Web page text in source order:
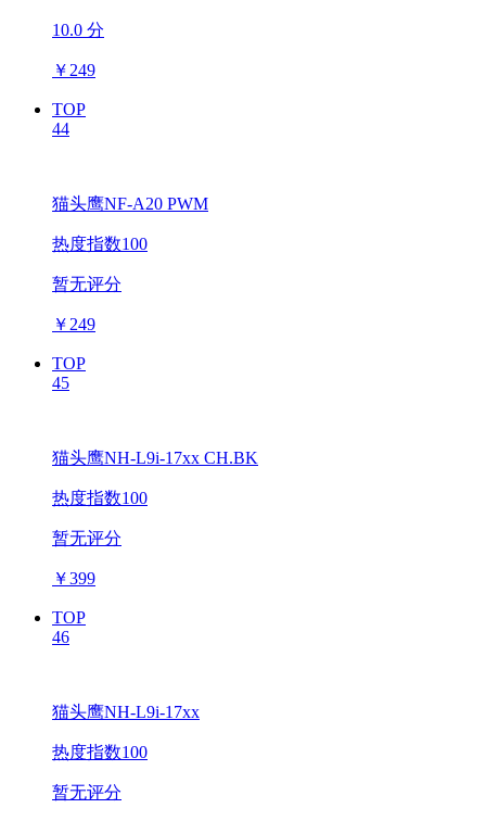
10.0 分
￥ 249
TOP
44
猫头鹰NF-A20 PWM
热度指数100
暂无评分
￥ 249
TOP
45
猫头鹰NH-L9i-17xx CH.BK
热度指数100
暂无评分
￥399
TOP
46
猫头鹰NH-L9i-17xx
热度指数100
暂无评分